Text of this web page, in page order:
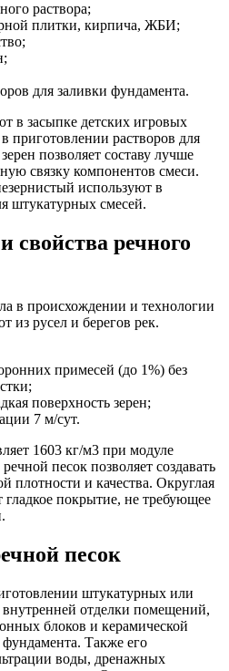
раствора;
плитки, кирпича, ЖБИ;
для заливки фундамента.
в засыпке детских игровых
приготовлении растворов для
позволяет составу лучше
связку компонентов смеси.
используют в
штукатурных смесей.
свойства речного
в происхождении и технологии
из русел и берегов рек.
примесей (до 1%) без
поверхность зерен;
7 м/сут.
1603 кг/м3 при модуле
песок позволяет создавать
плотности и качества. Округлая
покрытие, не требующее
песок
штукатурных или
внутренней отделки помещений,
блоков и керамической
Также его
воды, дренажных